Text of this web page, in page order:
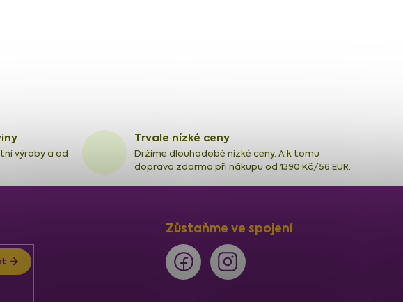
výroby a od
Trvale nízké ceny
Držíme dlouhodobě nízké ceny. A k tomu
doprava zdarma při nákupu od 1390 Kč/56 EUR.
Zůstaňme ve spojení